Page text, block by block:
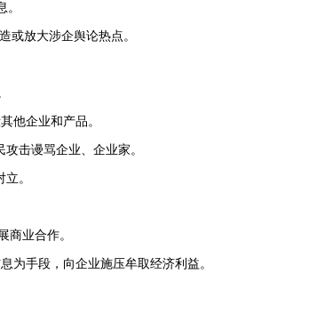
放大涉企舆论热点。
他企业和产品。
击谩骂企业、企业家。
。
业合作。
手段，向企业施压牟取经济利益。